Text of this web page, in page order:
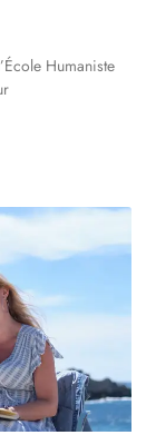
Humaniste